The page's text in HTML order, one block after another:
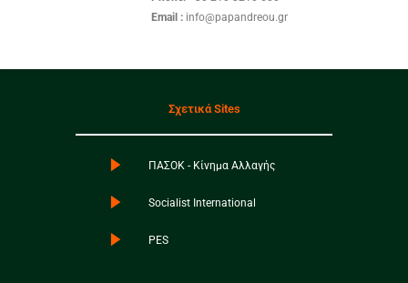
Email : info@papandreou.gr
Σχετικά Sites
ΠΑΣΟΚ - Κίνημα Αλλαγής
Socialist International
PES